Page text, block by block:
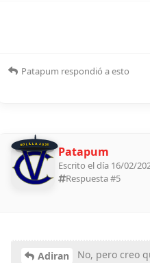
Patapum respondió a esto
BOLILLA 2026 Patapum
Escrito el día 16/02/
Respuesta #5
Adiran
No, pero creo